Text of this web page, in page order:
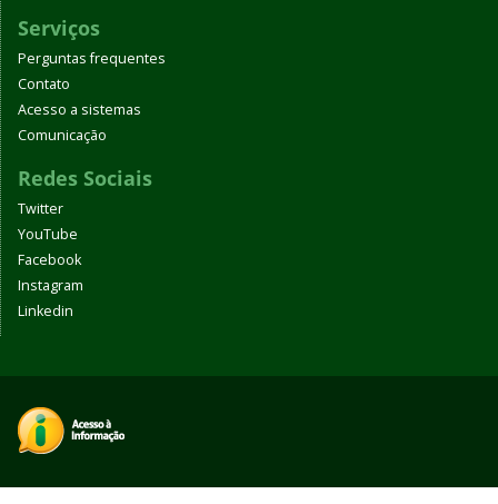
Serviços
Perguntas frequentes
Contato
Acesso a sistemas
Comunicação
Redes Sociais
Twitter
YouTube
Facebook
Instagram
Linkedin